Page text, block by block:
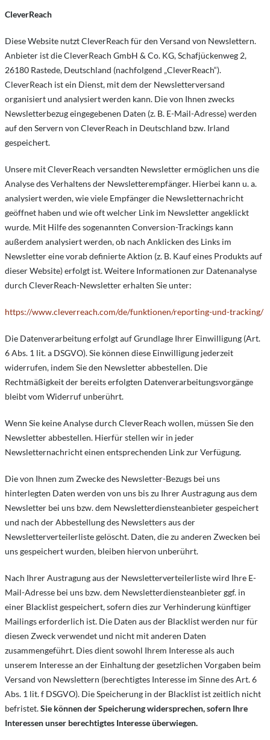
CleverReach
Diese Website nutzt CleverReach für den Versand von Newslettern.
Anbieter ist die CleverReach GmbH & Co. KG, Schafjückenweg 2,
26180 Rastede, Deutschland (nachfolgend „CleverReach“).
CleverReach ist ein Dienst, mit dem der Newsletterversand
organisiert und analysiert werden kann. Die von Ihnen zwecks
Newsletterbezug eingegebenen Daten (z. B. E-Mail-Adresse) werden
auf den Servern von CleverReach in Deutschland bzw. Irland
gespeichert.
Unsere mit CleverReach versandten Newsletter ermöglichen uns die
Analyse des Verhaltens der Newsletterempfänger. Hierbei kann u. a.
analysiert werden, wie viele Empfänger die Newsletternachricht
geöffnet haben und wie oft welcher Link im Newsletter angeklickt
wurde. Mit Hilfe des sogenannten Conversion-Trackings kann
außerdem analysiert werden, ob nach Anklicken des Links im
Newsletter eine vorab definierte Aktion (z. B. Kauf eines Produkts auf
dieser Website) erfolgt ist. Weitere Informationen zur Datenanalyse
durch CleverReach-Newsletter erhalten Sie unter:
https://www.cleverreach.com/de/funktionen/reporting-und-tracking/
Die Datenverarbeitung erfolgt auf Grundlage Ihrer Einwilligung (Art.
6 Abs. 1 lit. a DSGVO). Sie können diese Einwilligung jederzeit
widerrufen, indem Sie den Newsletter abbestellen. Die
Rechtmäßigkeit der bereits erfolgten Datenverarbeitungsvorgänge
bleibt vom Widerruf unberührt.
Wenn Sie keine Analyse durch CleverReach wollen, müssen Sie den
Newsletter abbestellen. Hierfür stellen wir in jeder
Newsletternachricht einen entsprechenden Link zur Verfügung.
Die von Ihnen zum Zwecke des Newsletter-Bezugs bei uns
hinterlegten Daten werden von uns bis zu Ihrer Austragung aus dem
Newsletter bei uns bzw. dem Newsletterdiensteanbieter gespeichert
und nach der Abbestellung des Newsletters aus der
Newsletterverteilerliste gelöscht. Daten, die zu anderen Zwecken bei
uns gespeichert wurden, bleiben hiervon unberührt.
Nach Ihrer Austragung aus der Newsletterverteilerliste wird Ihre E-
Mail-Adresse bei uns bzw. dem Newsletterdiensteanbieter ggf. in
einer Blacklist gespeichert, sofern dies zur Verhinderung künftiger
Mailings erforderlich ist. Die Daten aus der Blacklist werden nur für
diesen Zweck verwendet und nicht mit anderen Daten
zusammengeführt. Dies dient sowohl Ihrem Interesse als auch
unserem Interesse an der Einhaltung der gesetzlichen Vorgaben beim
Versand von Newslettern (berechtigtes Interesse im Sinne des Art. 6
Abs. 1 lit. f DSGVO). Die Speicherung in der Blacklist ist zeitlich nicht
befristet.Sie können der Speicherung widersprechen, sofern Ihre
Interessen unser berechtigtes Interesse überwiegen.